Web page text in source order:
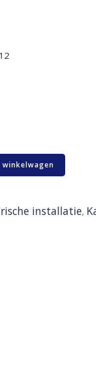
winkelwagen
installatie,